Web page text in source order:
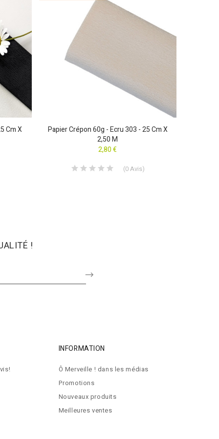
Cm X
Papier Crépon 60g - Ecru 303 - 25 Cm X
2,50 M
2,80 €
(0Avis)
!
INFORMATION
Ô Merveille ! dans les médias
Promotions
Nouveaux produits
Meilleures ventes